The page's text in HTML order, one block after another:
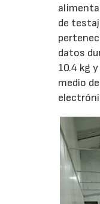
de
datos
10.4 kg
medio